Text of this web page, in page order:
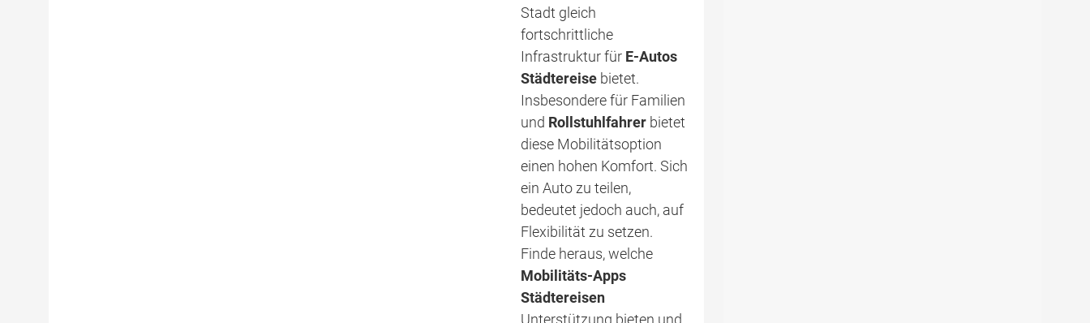
Stadt gleich
fortschrittliche
Infrastruktur für E-Autos
Städtereise bietet.
Insbesondere für Familien
und Rollstuhlfahrer bietet
diese Mobilitätsoption
einen hohen Komfort. Sich
ein Auto zu teilen,
bedeutet jedoch auch, auf
Flexibilität zu setzen.
Finde heraus, welche
Mobilitäts-Apps
Städtereisen
Unterstützung bieten und